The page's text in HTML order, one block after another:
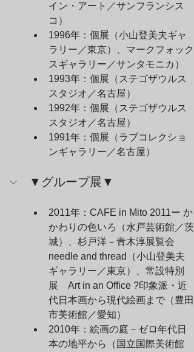
イン・アート／サンフランシス
コ）
1996年：個展（小山登美夫ギャ
ラリー／東京）、マークフォック
スギャラリー／サンタモニカ）
1993年：個展（ステゴザウルス
スタジオ／名古屋）
1992年：個展（ステゴザウルス
スタジオ／名古屋）
1991年：個展（ラブコレクショ
ンギャラリー／名古屋）
▼グループ展▼
2011年：CAFE in Mito 2011ー か
かわりの色いろ（水戸芸術館／茨
城）、杉戸洋－青木淳展覧会
needle and thread（小山登美夫
ギャラリー／東京）、常設特別
展　Art in an Office ?印象派・近
代日本画から現代絵画まで（豊田
市美術館／愛知）
2010年：絵画の庭－ゼロ年代日
本の地平から（国立国際美術館